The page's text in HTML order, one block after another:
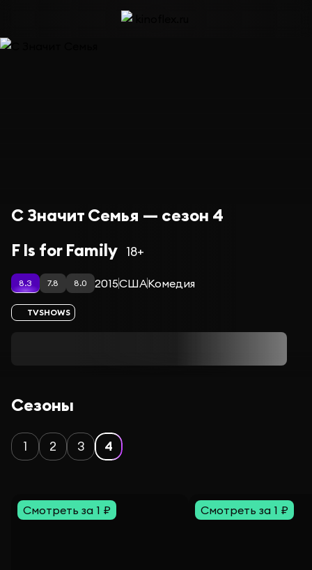
С Значит Семья — сезон 4
F Is for Family 18+
8.3 7.8 8.0 2015СШАКомедия
TVSHOWS
Сезоны
1 2 3 4
Смотреть за 1 ₽ Смотреть за 1 ₽